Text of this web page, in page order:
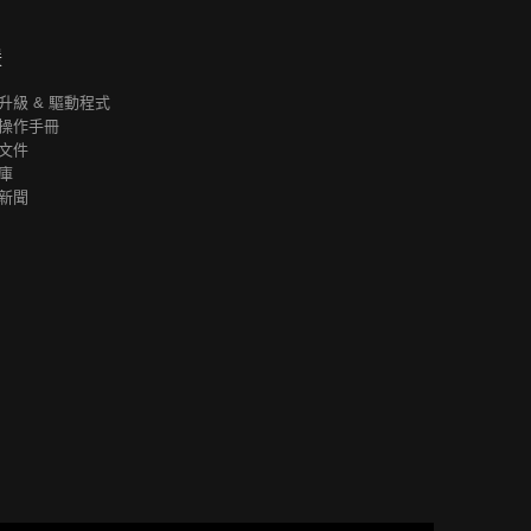
級 & 驅動程式
作手冊
件
聞